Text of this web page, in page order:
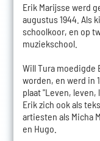
Erik Marijsse werd
augustus 1944. Als
schoolkoor, en op
muziekschool.
Will Tura moedigde
worden, en werd in
plaat "Leven,
Erik zich ook als
artiesten als Micha
en Hugo.